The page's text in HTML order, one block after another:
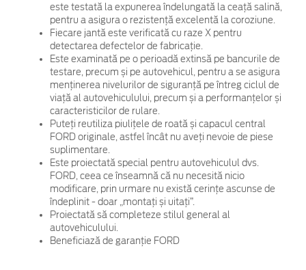
este testată la expunerea îndelungată la ceață salină,
pentru a asigura o rezistență excelentă la coroziune.
Fiecare jantă este verificată cu raze X pentru
detectarea defectelor de fabricație.
Este examinată pe o perioadă extinsă pe bancurile de
testare, precum și pe autovehicul, pentru a se asigura
menținerea nivelurilor de siguranță pe întreg ciclul de
viață al autovehiculului, precum și a performanțelor și
caracteristicilor de rulare.
Puteți reutiliza piulițele de roată și capacul central
FORD originale, astfel încât nu aveți nevoie de piese
suplimentare.
Este proiectată special pentru autovehiculul dvs.
FORD, ceea ce înseamnă că nu necesită nicio
modificare, prin urmare nu există cerințe ascunse de
îndeplinit - doar „montați și uitați”.
Proiectată să completeze stilul general al
autovehiculului.
Beneficiază de garanție FORD